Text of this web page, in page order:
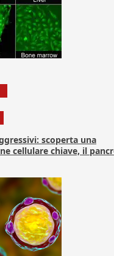
scoperta una
cellulare chiave, il